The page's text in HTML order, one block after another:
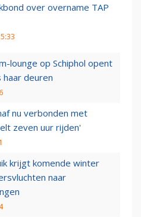
over overname TAP
lounge op Schiphol opent
deuren
nu verbonden met
zeven uur rijden'
krijgt komende winter
naar